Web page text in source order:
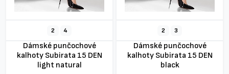
2 4
Dámské punčochové
kalhoty Subirata 15 DEN
light natural
2 3
Dámské punčochové
kalhoty Subirata 15 DEN
black